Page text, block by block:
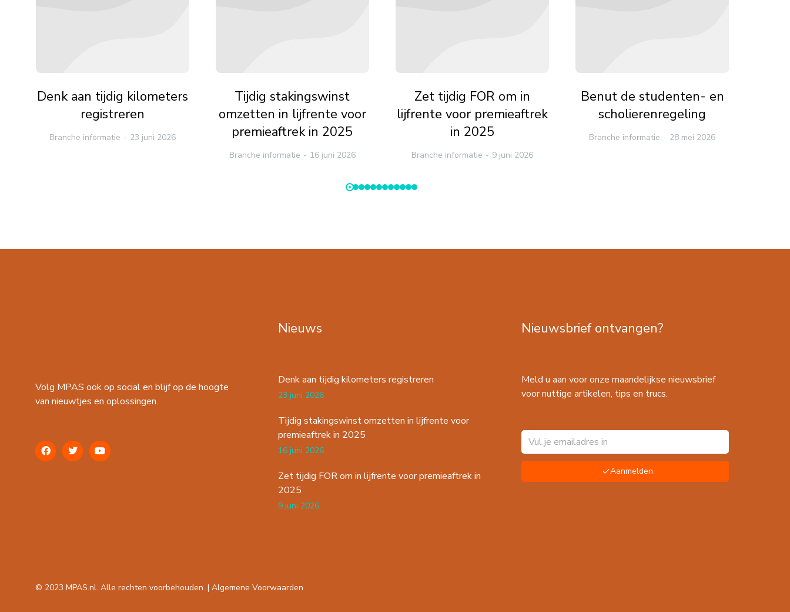
Denk aan tijdig kilometers
registreren
Branche informatie 23 juni 2026
Tijdig stakingswinst
omzetten in lijfrente voor
premieaftrek in 2025
Branche informatie 16 juni 2026
Zet tijdig FOR om in
lijfrente voor premieaftrek
in 2025
Branche informatie 9 juni 2026
Benut de studenten- en
scholierenregeling
Branche informatie 28 mei 2026
Volg MPAS ook op social en blijf op de hoogte
van nieuwtjes en oplossingen.
Nieuws
Denk aan tijdig kilometers registreren
23 juni 2026
Tijdig stakingswinst omzetten in lijfrente voor
premieaftrek in 2025
16 juni 2026
Zet tijdig FOR om in lijfrente voor premieaftrek in
2025
9 juni 2026
Nieuwsbrief ontvangen?
Meld u aan voor onze maandelijkse nieuwsbrief
voor nuttige artikelen, tips en trucs.
Aanmelden
© 2023 MPAS.nl. Alle rechten voorbehouden. | Algemene Voorwaarden